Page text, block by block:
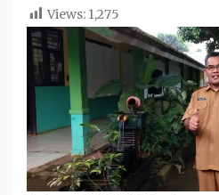
Views: 1,275